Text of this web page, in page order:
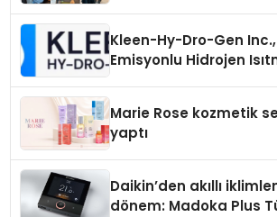
Kleen-Hy-Dro-Gen Inc.,
Emisyonlu Hidrojen
Marie Rose kozmetik
yaptı
Daikin’den akıllı
dönem: Madoka Plus